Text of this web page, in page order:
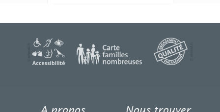
une question ?